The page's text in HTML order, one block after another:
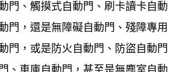
門、觸摸式自動門、刷卡讀卡自動
門，還是無障礙自動門、殘障專用
門，或是防火自動門、防盜自動門